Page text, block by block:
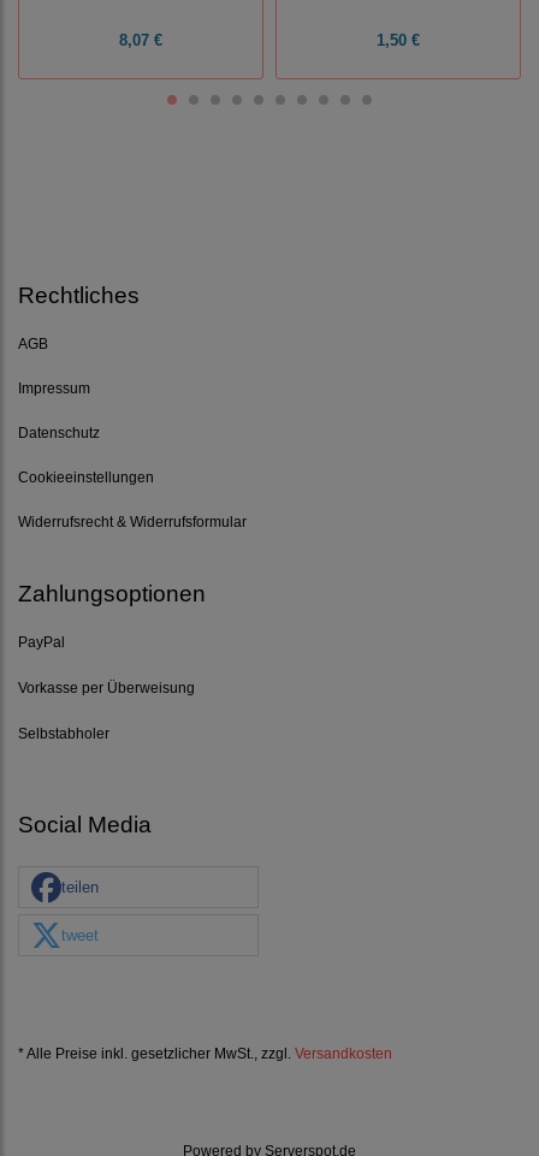
8,07 € 1,50 €
Rechtliches
AGB
Impressum
Datenschutz
Cookieeinstellungen
Widerrufsrecht & Widerrufsformular
Zahlungsoptionen
PayPal
Vorkasse per Überweisung
Selbstabholer
Social Media
teilen
tweet
* Alle Preise inkl. gesetzlicher MwSt., zzgl. Versandkosten
Powered by Serverspot.de